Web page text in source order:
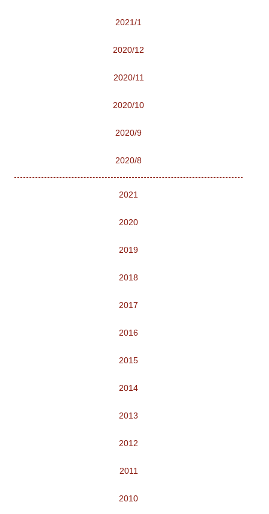
2021/1
2020/12
2020/11
2020/10
2020/9
2020/8
2021
2020
2019
2018
2017
2016
2015
2014
2013
2012
2011
2010